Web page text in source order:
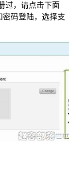
过，请点击下面
密码登陆，选择支